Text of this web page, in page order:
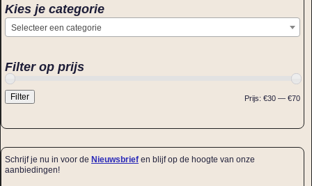
Kies je categorie
Selecteer een categorie
Filter op prijs
Filter Prijs: €30 — €70
Schrijf je nu in voor de Nieuwsbrief en blijf op de hoogte van onze
aanbiedingen!